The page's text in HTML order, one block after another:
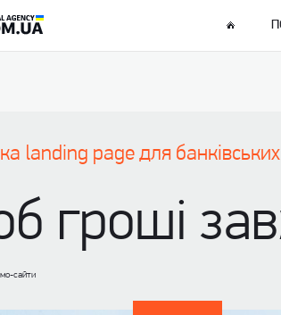
landing page для
гроші
сайти